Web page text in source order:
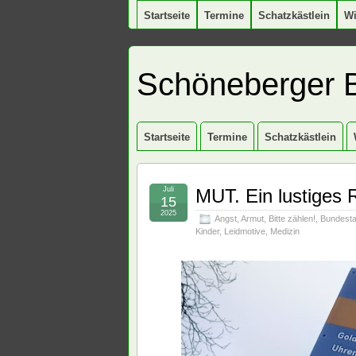
Startseite Termine Schatzkästlein
Schöneberger
Startseite Termine Schatzkästlein
MUT. Ein lustiges
Angst Armut Bitte zählen!
Kinder, Leidmotive Medizin
Juli
15
2025